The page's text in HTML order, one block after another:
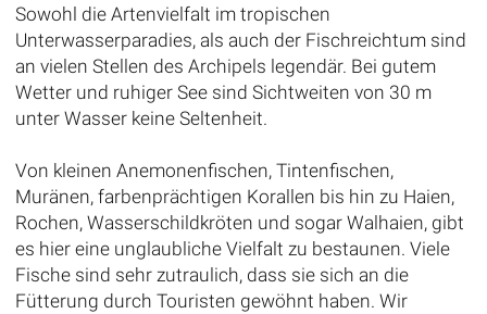
Sowohl die Artenvielfalt im tropischen
Unterwasserparadies, als auch der Fischreichtum sind
an vielen Stellen des Archipels legendär. Bei gutem
Wetter und ruhiger See sind Sichtweiten von 30 m
unter Wasser keine Seltenheit.
Von kleinen Anemonenfischen, Tintenfischen,
Muränen, farbenprächtigen Korallen bis hin zu Haien,
Rochen, Wasserschildkröten und sogar Walhaien, gibt
es hier eine unglaubliche Vielfalt zu bestaunen. Viele
Fische sind sehr zutraulich, dass sie sich an die
Fütterung durch Touristen gewöhnt haben. Wir